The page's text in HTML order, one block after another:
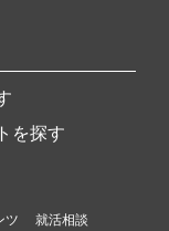
を探す
ツ
就活相談